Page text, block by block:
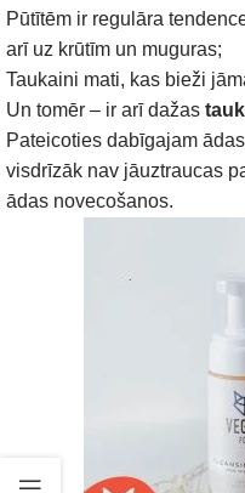
Pūtītēm ir regulāra
arī uz krūtīm un muguras;
Taukaini mati, kas bieži
Un tomēr – ir arī dažas
Pateicoties dabīgajam
visdrīzāk nav jāuztraucas
ādas novecošanos.